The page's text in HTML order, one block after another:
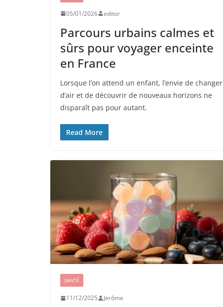
05/01/2026 editor
Parcours urbains calmes et
sûrs pour voyager enceinte
en France
Lorsque l’on attend un enfant, l’envie de changer
d’air et de découvrir de nouveaux horizons ne
disparaît pas pour autant.
Read More
SANTÉ
11/12/2025 Jerôme